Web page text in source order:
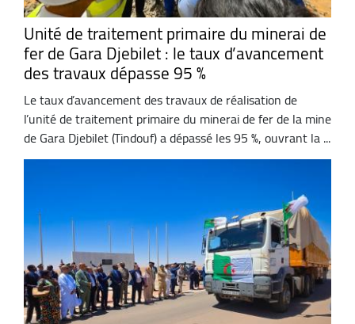
Unité de traitement primaire du minerai de
fer de Gara Djebilet : le taux d’avancement
des travaux dépasse 95 %
Le taux d’avancement des travaux de réalisation de
l’unité de traitement primaire du minerai de fer de la mine
de Gara Djebilet (Tindouf) a dépassé les 95 %, ouvrant la ...